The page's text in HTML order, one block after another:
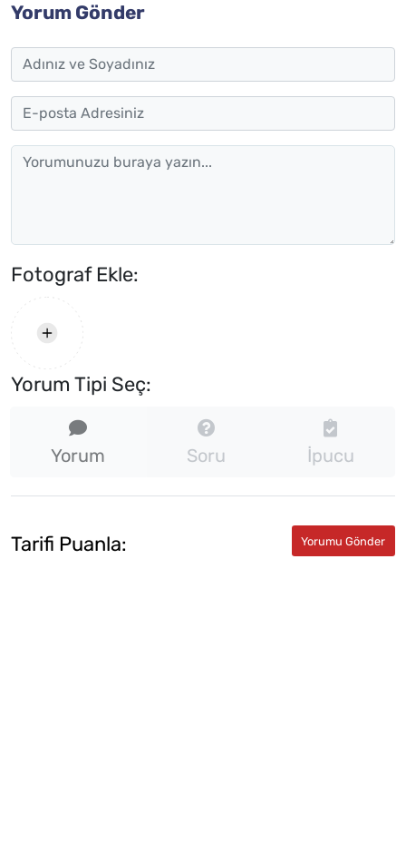
Yorum Gönder
Fotograf Ekle:
Yorum Tipi Seç:
Yorum Soru İpucu
Tarifi Puanla: